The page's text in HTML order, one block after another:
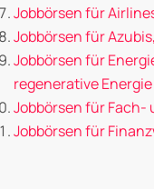
Jobbörsen für
Jobbörsen für
Jobbörsen für
regenerative Energie
Jobbörsen für Fach-
Jobbörsen für